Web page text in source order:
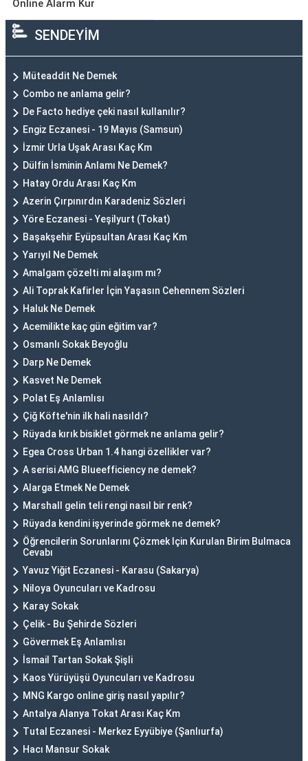
Online Alarm Kur
SENDEYİM
Müteaddit Ne Demek
Combo ne anlama gelir?
De Facto hediye çeki nasıl kullanılır?
Engiz Eczanesi - 19 Mayıs (Samsun)
İzmir Urla Uşak Arası Kaç Km
Dülfin İsminin Anlamı Ne Demek?
Hatay Ordu Arası Kaç Km
Azerin Çırpınırdın Karadeniz Sözleri
Yöre Eczanesi - Yeşilyurt (Tokat)
Başakşehir Eyüpsultan Arası Kaç Km
Yarıyıl Ne Demek
Amalgam çözelti mi alaşım mı?
Ali Toprak Kafirler İçin Yaşasın Cehennem Sözleri
Haluk Ne Demek
Acemilikte kaç gün eğitim var?
Osmanlı Sokak Beyoğlu
Darp Ne Demek
Kasvet Ne Demek
Polat Eş Anlamlısı
Çiğ Köfte'nin ilk hali nasıldı?
Rüyada kırık bisiklet görmek ne anlama gelir?
Egea Cross Urban 1.4 hangi özellikler var?
A serisi AMG Blueefficiency ne demek?
Alarga Etmek Ne Demek
Marshall gelin teli rengi nasıl bir renk?
Rüyada kendini işyerinde görmek ne demek?
Öğrencilerin Sorunlarını Çözmek Için Kurulan Birim Bulmaca
Cevabı
Yavuz Yiğit Eczanesi - Karasu (Sakarya)
Niloya Oyuncuları ve Kadrosu
Karay Sokak
Çelik - Bu Şehirde Sözleri
Gövermek Eş Anlamlısı
İsmail Tartan Sokak Şişli
Kaos Yürüyüşü Oyuncuları ve Kadrosu
MNG Kargo online giriş nasıl yapılır?
Antalya Alanya Tokat Arası Kaç Km
Tutal Eczanesi - Merkez Eyyübiye (Şanlıurfa)
Hacı Mansur Sokak